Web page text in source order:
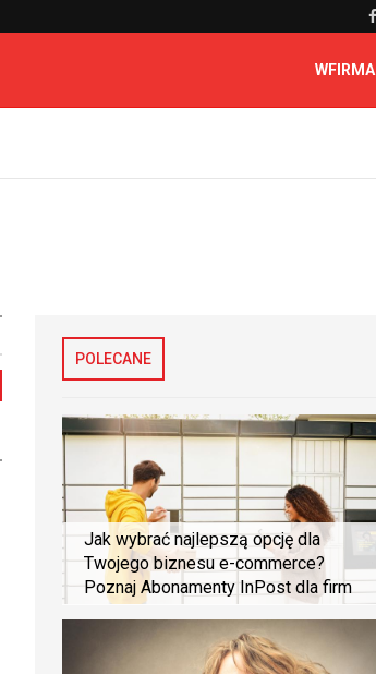
WFIRMA
POLECANE
Jak wybrać najlepszą opcję dla
Twojego biznesu e-commerce?
Poznaj Abonamenty InPost dla firm